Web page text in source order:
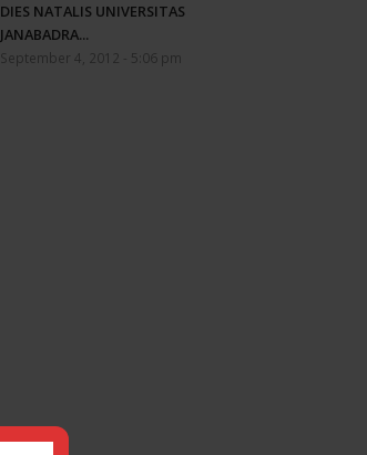
DIES NATALIS UNIVERSITAS
JANABADRA...
September 4, 2012 - 5:06 pm